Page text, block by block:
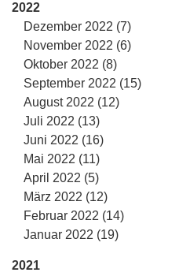
2022
Dezember 2022 (7)
November 2022 (6)
Oktober 2022 (8)
September 2022 (15)
August 2022 (12)
Juli 2022 (13)
Juni 2022 (16)
Mai 2022 (11)
April 2022 (5)
März 2022 (12)
Februar 2022 (14)
Januar 2022 (19)
2021